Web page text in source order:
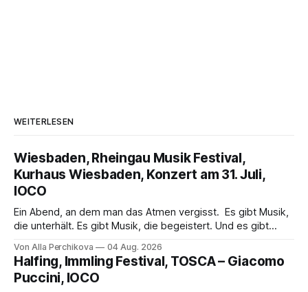
WEITERLESEN
Wiesbaden, Rheingau Musik Festival,
Kurhaus Wiesbaden, Konzert am 31. Juli,
IOCO
Ein Abend, an dem man das Atmen vergisst. Es gibt Musik,
die unterhält. Es gibt Musik, die begeistert. Und es gibt
Genau so war der Abend im Kurhaus Wiesbaden, an dem
Johannes Brahms’ Erstes Klavierkonzert d-Moll op. 15 mit
Daniil
Von Alla Perchikova 04 Aug. 2026
Halfing, Immling Festival, TOSCA – Giacomo
Puccini, IOCO